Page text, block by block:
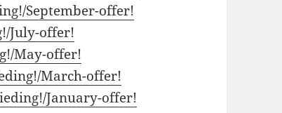
September-offer!
July-offer!
May-offer!
March-offer!
January-offer!